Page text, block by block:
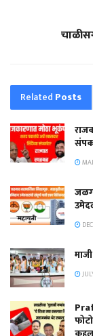
Related Posts